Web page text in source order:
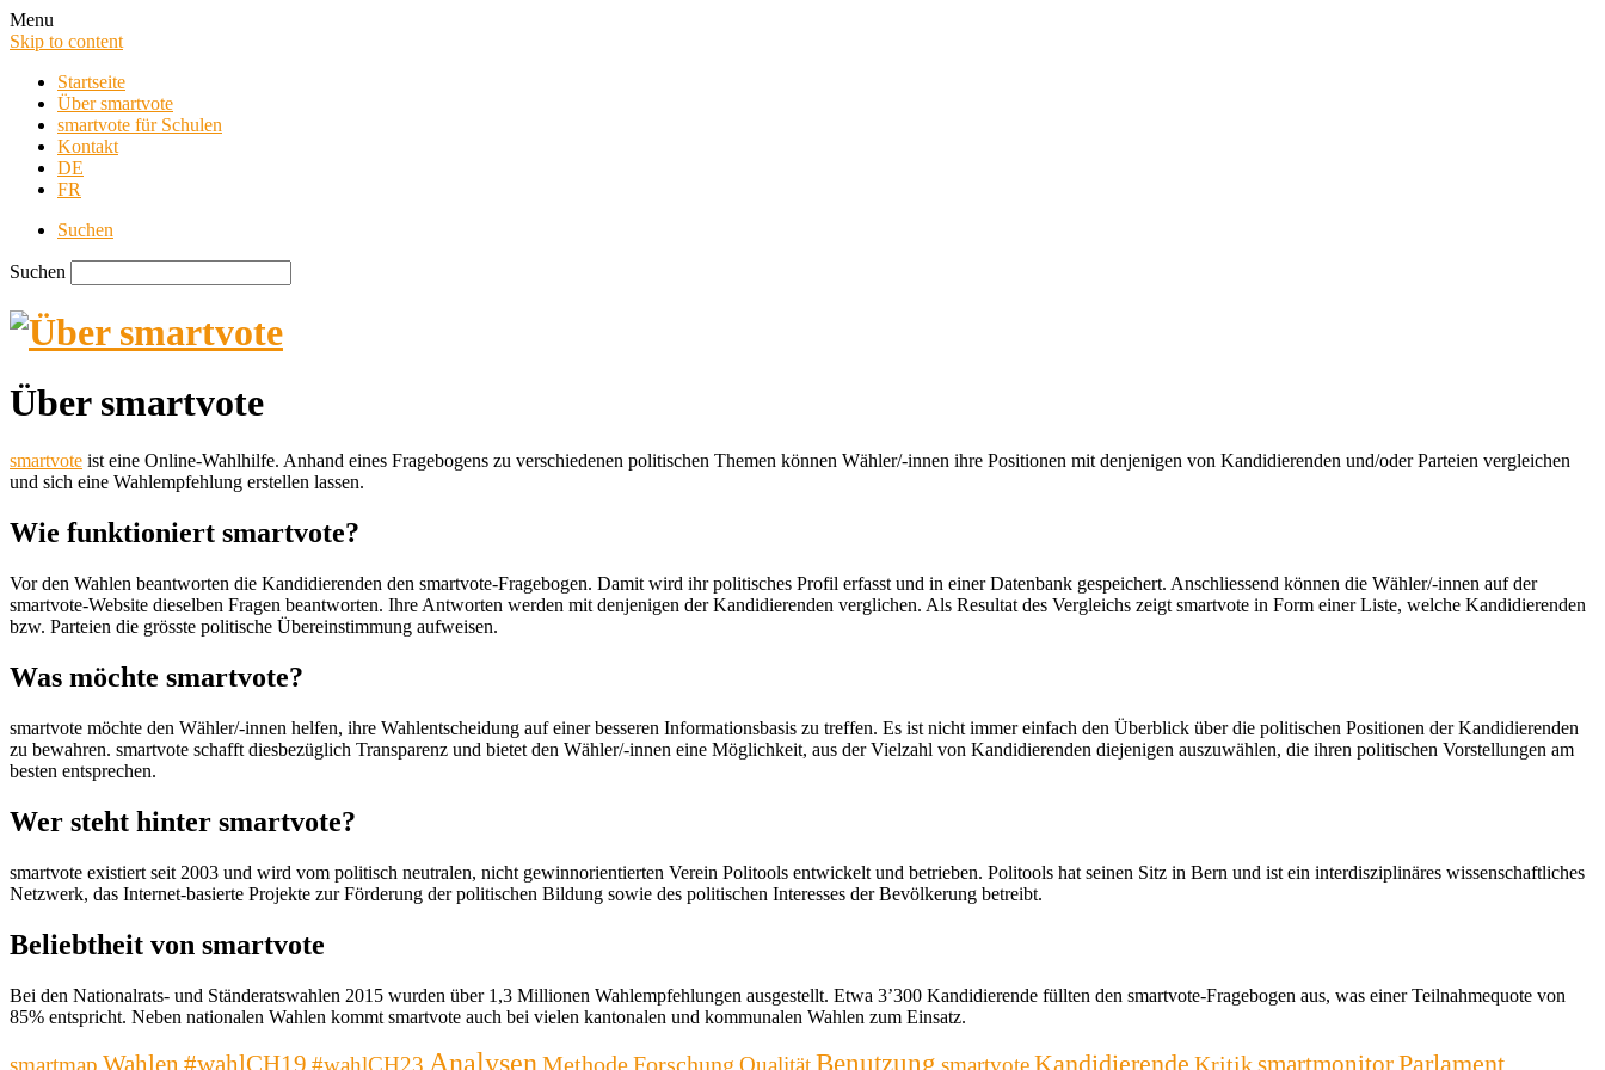
Menu
Skip to content
Startseite
Über smartvote
smartvote für Schulen
Kontakt
DE
FR
Suchen
Suchen
smartvote Blog
Über smartvote
smartvote ist eine Online-Wahlhilfe. Anhand eines Fragebogens zu verschiedenen politischen Themen können Wähler/-innen ihre Positionen mit denjenigen von Kandidierenden und/oder Parteien vergleichen
und sich eine Wahlempfehlung erstellen lassen.
Wie funktioniert smartvote?
Vor den Wahlen beantworten die Kandidierenden den smartvote-Fragebogen. Damit wird ihr politisches Profil erfasst und in einer Datenbank gespeichert. Anschliessend können die Wähler/-innen auf der
smartvote-Website dieselben Fragen beantworten. Ihre Antworten werden mit denjenigen der Kandidierenden verglichen. Als Resultat des Vergleichs zeigt smartvote in Form einer Liste, welche Kandidierenden
bzw. Parteien die grösste politische Übereinstimmung aufweisen.
Was möchte smartvote?
smartvote möchte den Wähler/-innen helfen, ihre Wahlentscheidung auf einer besseren Informationsbasis zu treffen. Es ist nicht immer einfach den Überblick über die politischen Positionen der Kandidierenden
zu bewahren. smartvote schafft diesbezüglich Transparenz und bietet den Wähler/-innen eine Möglichkeit, aus der Vielzahl von Kandidierenden diejenigen auszuwählen, die ihren politischen Vorstellungen am
besten entsprechen.
Wer steht hinter smartvote?
smartvote existiert seit 2003 und wird vom politisch neutralen, nicht gewinnorientierten Verein Politools entwickelt und betrieben. Politools hat seinen Sitz in Bern und ist ein interdisziplinäres wissenschaftliches
Netzwerk, das Internet-basierte Projekte zur Förderung der politischen Bildung sowie des politischen Interesses der Bevölkerung betreibt.
Beliebtheit von smartvote
Bei den Nationalrats- und Ständeratswahlen 2015 wurden über 1,3 Millionen Wahlempfehlungen ausgestellt. Etwa 3’300 Kandidierende füllten den smartvote-Fragebogen aus, was einer Teilnahmequote von
85% entspricht. Neben nationalen Wahlen kommt smartvote auch bei vielen kantonalen und kommunalen Wahlen zum Einsatz.
smartmap Wahlen #wahlCH19 #wahlCH23 Analysen MethodeForschung QualitätBenutzung smartvoteKandidierende KritiksmartmonitorParlament